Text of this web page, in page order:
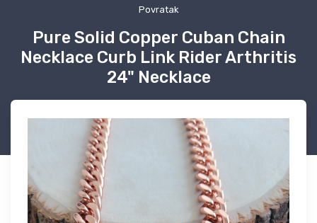
Povratak
Pure Solid Copper Cuban Chain
Necklace Curb Link Rider Arthritis
24" Necklace